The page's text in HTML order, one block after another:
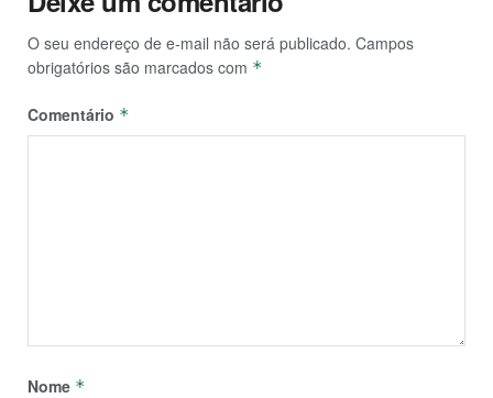
O seu endereço de e-mail não será publicado. Campos
obrigatórios são marcados com *
Comentário *
Nome *